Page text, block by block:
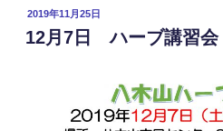
投
稿
日:
2019年11月25日
12月7日 ハーブ講習会